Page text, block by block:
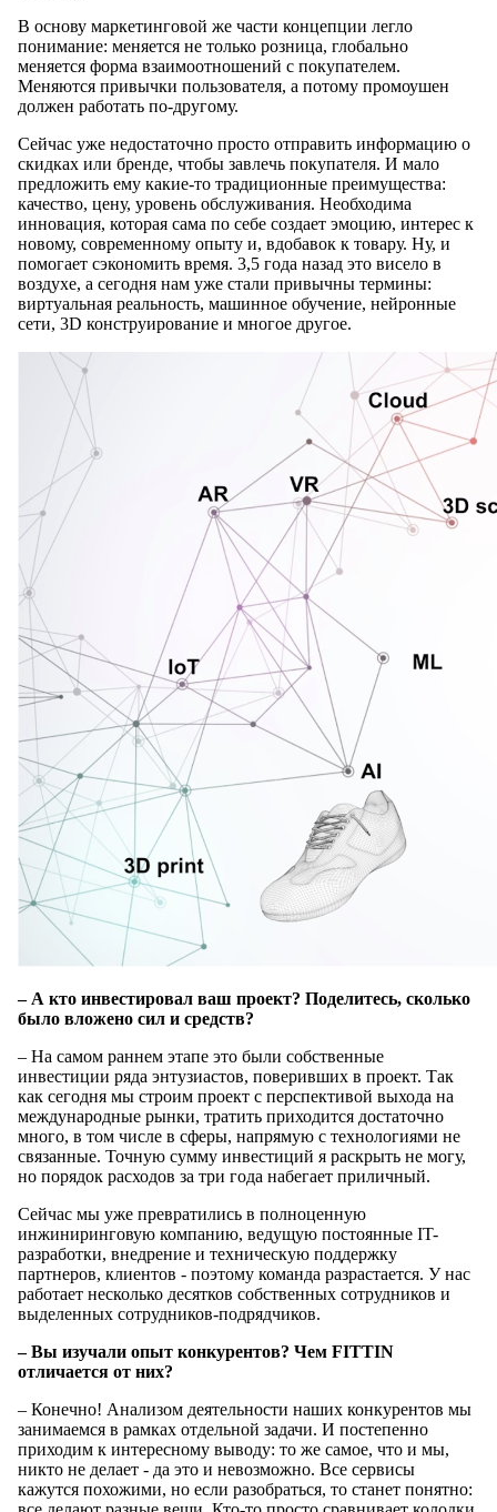
В основу маркетинговой же части концепции легло
понимание: меняется не только розница, глобально
меняется форма взаимоотношений с покупателем.
Меняются привычки пользователя, а потому промоушен
должен работать по-другому.
Сейчас уже недостаточно просто отправить информацию о
скидках или бренде, чтобы завлечь покупателя. И мало
предложить ему какие-то традиционные преимущества:
качество, цену, уровень обслуживания. Необходима
инновация, которая сама по себе создает эмоцию, интерес к
новому, современному опыту и, вдобавок к товару. Ну, и
помогает сэкономить время. 3,5 года назад это висело в
воздухе, а сегодня нам уже стали привычны термины:
виртуальная реальность, машинное обучение, нейронные
сети, 3D конструирование и многое другое.
– А кто инвестировал ваш проект? Поделитесь, сколько
было вложено сил и средств?
– На самом раннем этапе это были собственные
инвестиции ряда энтузиастов, поверивших в проект. Так
как сегодня мы строим проект с перспективой выхода на
международные рынки, тратить приходится достаточно
много, в том числе в сферы, напрямую с технологиями не
связанные. Точную сумму инвестиций я раскрыть не могу,
но порядок расходов за три года набегает приличный.
Сейчас мы уже превратились в полноценную
инжиниринговую компанию, ведущую постоянные IT-
разработки, внедрение и техническую поддержку
партнеров, клиентов - поэтому команда разрастается. У нас
работает несколько десятков собственных сотрудников и
выделенных сотрудников-подрядчиков.
– Вы изучали опыт конкурентов? Чем FITTIN
отличается от них?
– Конечно! Анализом деятельности наших конкурентов мы
занимаемся в рамках отдельной задачи. И постепенно
приходим к интересному выводу: то же самое, что и мы,
никто не делает - да это и невозможно. Все сервисы
кажутся похожими, но если разобраться, то станет понятно: